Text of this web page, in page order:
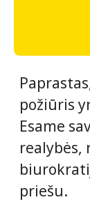
požiūris
Esame
priešu.